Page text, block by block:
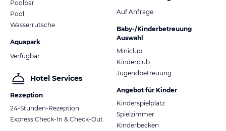
Poolbar
Pool
Wasserrutsche
Aquapark
Verfügbar
Hotel Services
Rezeption
24-Stunden-Rezeption
Express Check-In & Check-Out
Auf Anfrage
Baby-/Kinderbetreuung
Auswahl
Miniclub
Kinderclub
Jugendbetreuung
Angebot für Kinder
Kinderspielplatz
Spielzimmer
Kinderbecken